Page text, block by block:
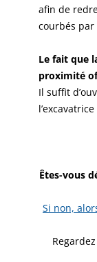
afin de
courbés
Le fait que
proximité
Il suffit
Êtes-vous
Si non,